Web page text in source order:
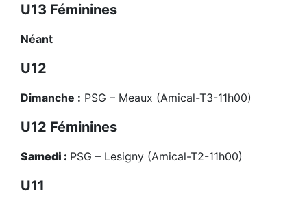
U13 Féminines
Néant
U12
Dimanche : PSG – Meaux (Amical-T3-11h00)
U12 Féminines
Samedi : PSG – Lesigny (Amical-T2-11h00)
U11